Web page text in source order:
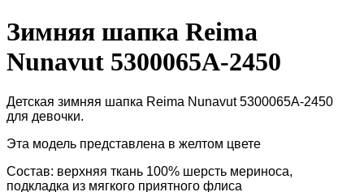
Зимняя шапка Reima
Nunavut 5300065A-2450
Детская зимняя шапка Reima Nunavut 5300065A-2450
для девочки.
Эта модель представлена в желтом цвете
Состав: верхняя ткань 100% шерсть мериноса,
подкладка из мягкого приятного флиса